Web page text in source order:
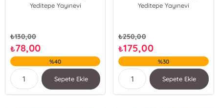
Yeditepe Yayınevi
₺130,00
₺78,00
%40
Sepete Ekle
Yeditepe Yayınevi
₺250,00
₺175,00
%30
Sepete Ekle